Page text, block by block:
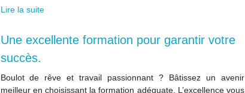
Lire la suite
Une excellente formation pour garantir votre
succès.
Boulot de rêve et travail passionnant ? Bâtissez un avenir
meilleur en choisissant la formation adéquate. L’excellence vous